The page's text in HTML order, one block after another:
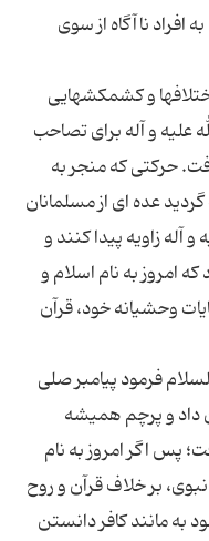
افراد ناآگاه از سوی
و کشمکشهایی
علیه و آله برای تصاحب
حرکتی که منجر به
عده ای از مسلمانان
آله زاویه پیدا کنند و
که امروز به نام اسلام و
وحشیانه خود، قرآن
فرمود پیامبر صلی
داد و پرچم همیشه
پس اگر امروز به نام
بر خلاف قرآن و روح
به مانند کافر دانستن